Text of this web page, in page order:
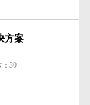
方案
30